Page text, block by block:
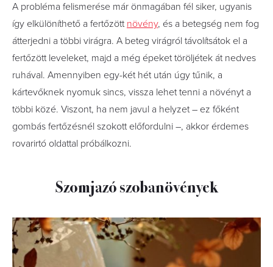
A probléma felismerése már önmagában fél siker, ugyanis
így elkülöníthető a fertőzött növény, és a betegség nem fog
átterjedni a többi virágra. A beteg virágról távolítsátok el a
fertőzött leveleket, majd a még épeket töröljétek át nedves
ruhával. Amennyiben egy-két hét után úgy tűnik, a
kártevőknek nyomuk sincs, vissza lehet tenni a növényt a
többi közé. Viszont, ha nem javul a helyzet – ez főként
gombás fertőzésnél szokott előfordulni –, akkor érdemes
rovarirtó oldattal próbálkozni.
Szomjazó szobanövények